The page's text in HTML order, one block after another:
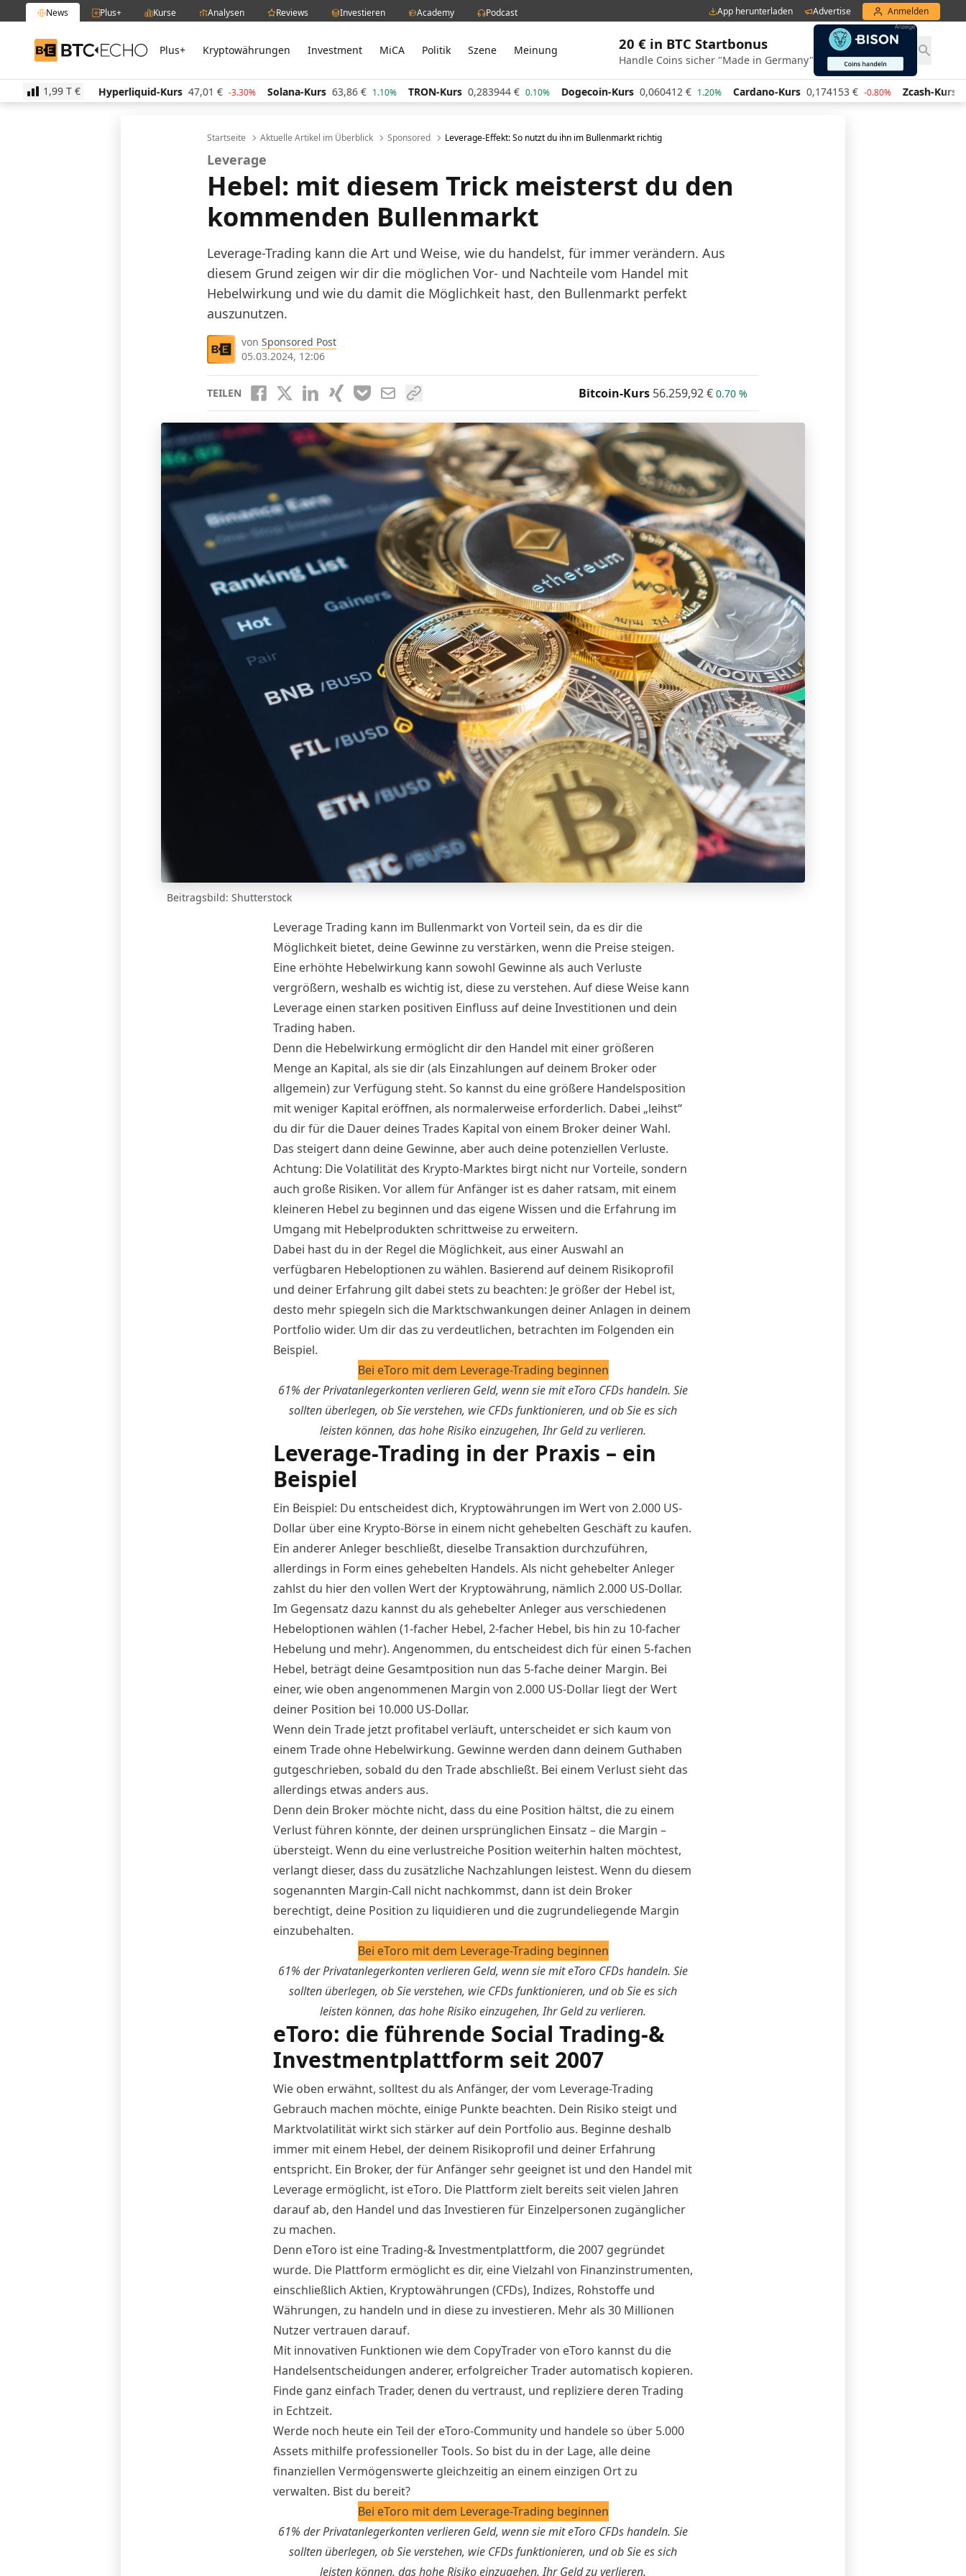
News Plus+ Kurse Analysen Reviews Investieren Academy Podcast App herunterladen Advertise Anmelden
BTC-ECHO Plus+ Kryptowährungen Investment MiCA Politik Szene Meinung 20 € in BTC Startbonus
Handle Coins sicher "Made in Germany"
1,99 T €
0.20% Hyperliquid-Kurs 47,01 € -3.30% Solana-Kurs 63,86 € 1.10% TRON-Kurs 0,283944 € 0.10% Dogecoin-Kurs 0,060412 € 1.20% Cardano-Kurs 0,174153 € -0.80% Zcash-Kurs 440,85 €
Startseite Aktuelle Artikel im Überblick Sponsored Leverage-Effekt: So nutzt du ihn im Bullenmarkt richtig
Leverage
Hebel: mit diesem Trick meisterst du den
kommenden Bullenmarkt
Leverage-Trading kann die Art und Weise, wie du handelst, für immer verändern. Aus
diesem Grund zeigen wir dir die möglichen Vor- und Nachteile vom Handel mit
Hebelwirkung und wie du damit die Möglichkeit hast, den Bullenmarkt perfekt
auszunutzen.
von Sponsored Post
05.03.2024, 12:06
TEILEN Bitcoin-Kurs 56.259,92€ 0.70 %
Beitragsbild: Shutterstock
Leverage Trading kann im Bullenmarkt von Vorteil sein, da es dir die
Möglichkeit bietet, deine Gewinne zu verstärken, wenn die Preise steigen.
Eine erhöhte Hebelwirkung kann sowohl Gewinne als auch Verluste
vergrößern, weshalb es wichtig ist, diese zu verstehen. Auf diese Weise kann
Leverage einen starken positiven Einfluss auf deine Investitionen und dein
Trading haben.
Denn die Hebelwirkung ermöglicht dir den Handel mit einer größeren
Menge an Kapital, als sie dir (als Einzahlungen auf deinem Broker oder
allgemein) zur Verfügung steht. So kannst du eine größere Handelsposition
mit weniger Kapital eröffnen, als normalerweise erforderlich. Dabei „leihst“
du dir für die Dauer deines Trades Kapital von einem Broker deiner Wahl.
Das steigert dann deine Gewinne, aber auch deine potenziellen Verluste.
Achtung: Die Volatilität des Krypto-Marktes birgt nicht nur Vorteile, sondern
auch große Risiken. Vor allem für Anfänger ist es daher ratsam, mit einem
kleineren Hebel zu beginnen und das eigene Wissen und die Erfahrung im
Umgang mit Hebelprodukten schrittweise zu erweitern.
Dabei hast du in der Regel die Möglichkeit, aus einer Auswahl an
verfügbaren Hebeloptionen zu wählen. Basierend auf deinem Risikoprofil
und deiner Erfahrung gilt dabei stets zu beachten: Je größer der Hebel ist,
desto mehr spiegeln sich die Marktschwankungen deiner Anlagen in deinem
Portfolio wider. Um dir das zu verdeutlichen, betrachten im Folgenden ein
Beispiel.
Bei eToro mit dem Leverage-Trading beginnen
61% der Privatanlegerkonten verlieren Geld, wenn sie mit eToro CFDs handeln. Sie
sollten überlegen, ob Sie verstehen, wie CFDs funktionieren, und ob Sie es sich
leisten können, das hohe Risiko einzugehen, Ihr Geld zu verlieren.
Leverage-Trading in der Praxis – ein
Beispiel
Ein Beispiel: Du entscheidest dich, Kryptowährungen im Wert von 2.000 US-
Dollar über eine Krypto-Börse in einem nicht gehebelten Geschäft zu kaufen.
Ein anderer Anleger beschließt, dieselbe Transaktion durchzuführen,
allerdings in Form eines gehebelten Handels. Als nicht gehebelter Anleger
zahlst du hier den vollen Wert der Kryptowährung, nämlich 2.000 US-Dollar.
Im Gegensatz dazu kannst du als gehebelter Anleger aus verschiedenen
Hebeloptionen wählen (1-facher Hebel, 2-facher Hebel, bis hin zu 10-facher
Hebelung und mehr). Angenommen, du entscheidest dich für einen 5-fachen
Hebel, beträgt deine Gesamtposition nun das 5-fache deiner Margin. Bei
einer, wie oben angenommenen Margin von 2.000 US-Dollar liegt der Wert
deiner Position bei 10.000 US-Dollar.
Wenn dein Trade jetzt profitabel verläuft, unterscheidet er sich kaum von
einem Trade ohne Hebelwirkung. Gewinne werden dann deinem Guthaben
gutgeschrieben, sobald du den Trade abschließt. Bei einem Verlust sieht das
allerdings etwas anders aus.
Denn dein Broker möchte nicht, dass du eine Position hältst, die zu einem
Verlust führen könnte, der deinen ursprünglichen Einsatz – die Margin –
übersteigt. Wenn du eine verlustreiche Position weiterhin halten möchtest,
verlangt dieser, dass du zusätzliche Nachzahlungen leistest. Wenn du diesem
sogenannten Margin-Call nicht nachkommst, dann ist dein Broker
berechtigt, deine Position zu liquidieren und die zugrundeliegende Margin
einzubehalten.
Bei eToro mit dem Leverage-Trading beginnen
61% der Privatanlegerkonten verlieren Geld, wenn sie mit eToro CFDs handeln. Sie
sollten überlegen, ob Sie verstehen, wie CFDs funktionieren, und ob Sie es sich
leisten können, das hohe Risiko einzugehen, Ihr Geld zu verlieren.
eToro: die führende Social Trading-&
Investmentplattform seit 2007
Wie oben erwähnt, solltest du als Anfänger, der vom Leverage-Trading
Gebrauch machen möchte, einige Punkte beachten. Dein Risiko steigt und
Marktvolatilität wirkt sich stärker auf dein Portfolio aus. Beginne deshalb
immer mit einem Hebel, der deinem Risikoprofil und deiner Erfahrung
entspricht. Ein Broker, der für Anfänger sehr geeignet ist und den Handel mit
Leverage ermöglicht, ist eToro. Die Plattform zielt bereits seit vielen Jahren
darauf ab, den Handel und das Investieren für Einzelpersonen zugänglicher
zu machen.
Denn eToro ist eine Trading-& Investmentplattform, die 2007 gegründet
wurde. Die Plattform ermöglicht es dir, eine Vielzahl von Finanzinstrumenten,
einschließlich Aktien, Kryptowährungen (CFDs), Indizes, Rohstoffe und
Währungen, zu handeln und in diese zu investieren. Mehr als 30 Millionen
Nutzer vertrauen darauf.
Mit innovativen Funktionen wie dem CopyTrader von eToro kannst du die
Handelsentscheidungen anderer, erfolgreicher Trader automatisch kopieren.
Finde ganz einfach Trader, denen du vertraust, und repliziere deren Trading
in Echtzeit.
Werde noch heute ein Teil der eToro-Community und handele so über 5.000
Assets mithilfe professioneller Tools. So bist du in der Lage, alle deine
finanziellen Vermögenswerte gleichzeitig an einem einzigen Ort zu
verwalten. Bist du bereit?
Bei eToro mit dem Leverage-Trading beginnen
61% der Privatanlegerkonten verlieren Geld, wenn sie mit eToro CFDs handeln. Sie
sollten überlegen, ob Sie verstehen, wie CFDs funktionieren, und ob Sie es sich
leisten können, das hohe Risiko einzugehen, Ihr Geld zu verlieren.